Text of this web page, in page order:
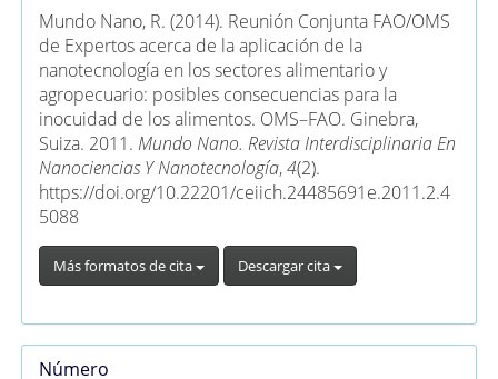
artículo
Mundo Nano, R. (2014). Reunión Conjunta FAO/OMS
de Expertos acerca de la aplicación de la
nanotecnología en los sectores alimentario y
agropecuario: posibles consecuencias para la
inocuidad de los alimentos. OMS–FAO. Ginebra,
Suiza. 2011. Mundo Nano. Revista Interdisciplinaria En
Nanociencias Y Nanotecnología,4(2).
https://doi.org/10.22201/ceiich.24485691e.2011.2.4
5088
Más formatos de cita Descargar cita
Número